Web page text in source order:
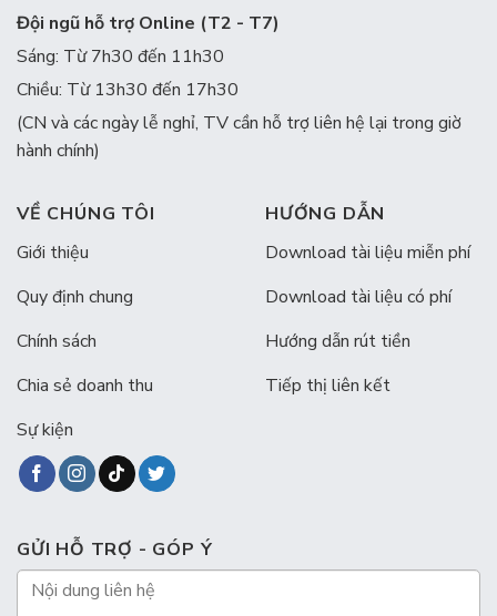
Đội ngũ hỗ trợ Online (T2 - T7)
Sáng: Từ 7h30 đến 11h30
Chiều: Từ 13h30 đến 17h30
(CN và các ngày lễ nghỉ, TV cần hỗ trợ liên hệ lại trong giờ
hành chính)
VỀ CHÚNG TÔI
Giới thiệu
Quy định chung
Chính sách
Chia sẻ doanh thu
Sự kiện
HƯỚNG DẪN
Download tài liệu miễn phí
Download tài liệu có phí
Hướng dẫn rút tiền
Tiếp thị liên kết
GỬI HỖ TRỢ - GÓP Ý